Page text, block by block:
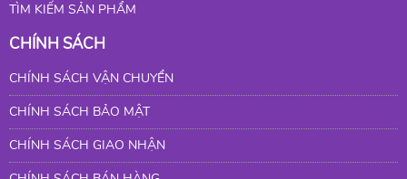
TÌM KIẾM SẢN PHẨM
CHÍNH SÁCH
CHÍNH SÁCH VẬN CHUYỂN
CHÍNH SÁCH BẢO MẬT
CHÍNH SÁCH GIAO NHẬN